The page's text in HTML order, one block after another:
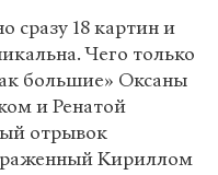
сразу 18 картин и
Чего только
большие» Оксаны
и Ренатой
отрывок
Кириллом